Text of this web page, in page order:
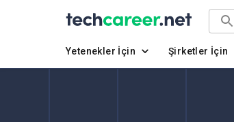
Yetenekler İçin Şirketler İçin